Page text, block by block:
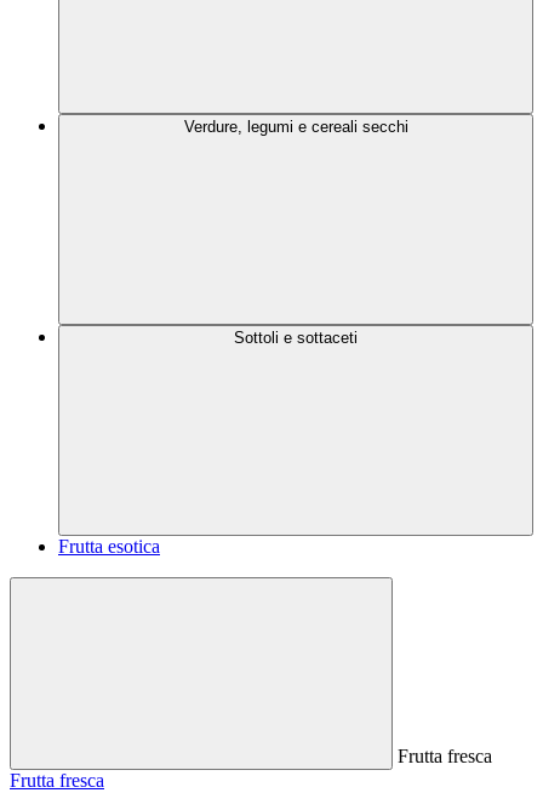
Verdure, legumi e cereali secchi
Sottoli e sottaceti
Frutta esotica
Frutta fresca
Frutta fresca